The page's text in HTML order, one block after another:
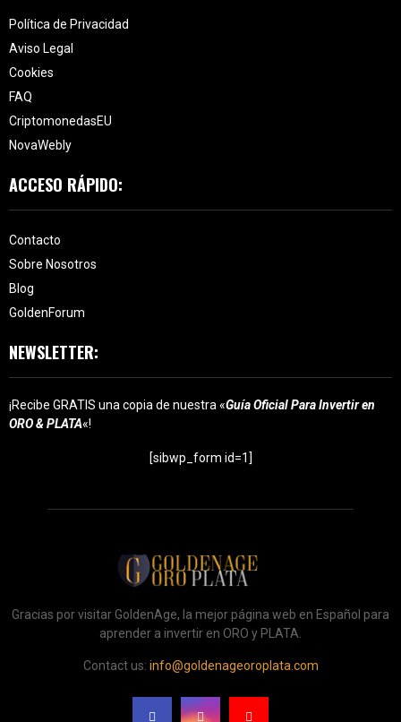
Política de Privacidad
Aviso Legal
Cookies
FAQ
CriptomonedasEU
NovaWebly
ACCESO RÁPIDO:
Contacto
Sobre Nosotros
Blog
GoldenForum
NEWSLETTER:
¡Recibe GRATIS una copia de nuestra «Guía Oficial Para Invertir en
ORO & PLATA«!
[sibwp_form id=1]
Gracias por visitar GoldenAge, la mejor página web en Español para
aprender a invertir en ORO y PLATA.
Contact us: info@goldenageoroplata.com